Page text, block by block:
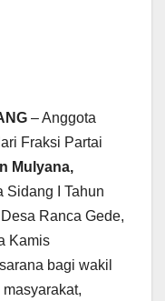
– Anggota
Fraksi Partai
Mulyana,
Sidang I Tahun
Ranca Gede,
Kamis
bagi wakil